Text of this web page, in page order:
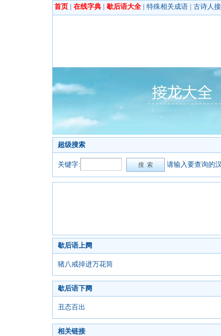
首页 在线字典 歇后语大全 特殊相关成语 古诗人
超级搜索
关键字: 请输入要查询的
歇后语上阕
猪八戒掉进万花筒
歇后语下阕
丑态百出
相关链接